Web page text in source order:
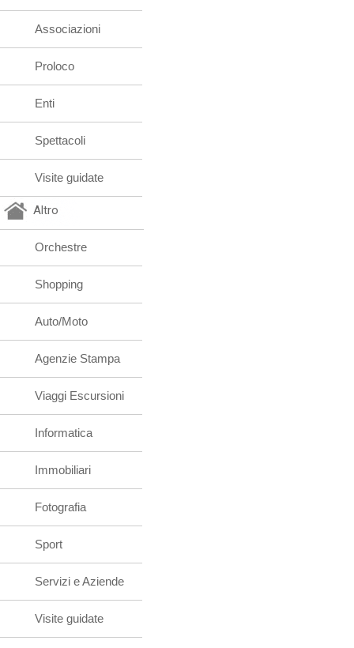
Associazioni
Proloco
Enti
Spettacoli
Visite guidate
Altro
Orchestre
Shopping
Auto/Moto
Agenzie Stampa
Viaggi Escursioni
Informatica
Immobiliari
Fotografia
Sport
Servizi e Aziende
Visite guidate